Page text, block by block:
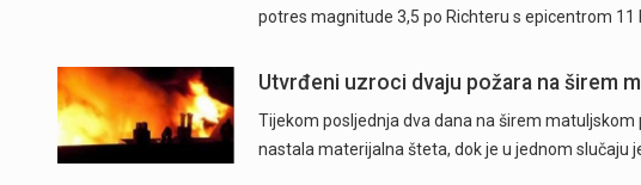
potres magnitude 3,5 po Richteru s epicentrom
Utvrđeni uzroci dvaju požara na širem
Tijekom posljednja dva dana na širem
nastala materijalna šteta, dok je u jednom slučaju